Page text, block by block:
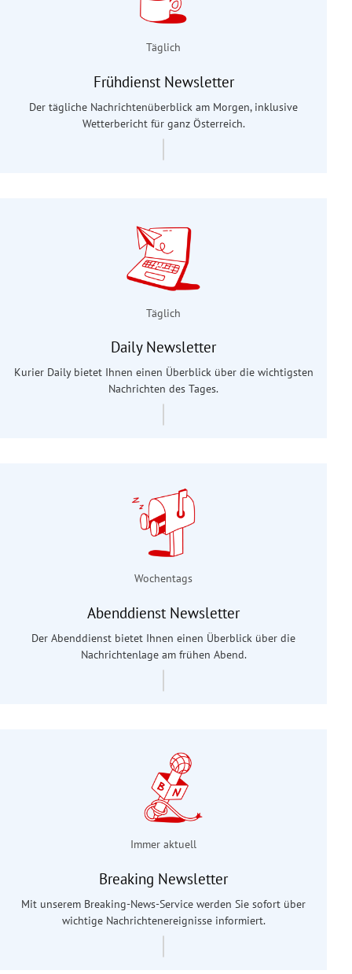
Täglich
Frühdienst Newsletter
Der tägliche Nachrichtenüberblick am Morgen, inklusive
Wetterbericht für ganz Österreich.
Täglich
Daily Newsletter
Kurier Daily bietet Ihnen einen Überblick über die wichtigsten
Nachrichten des Tages.
Wochentags
Abenddienst Newsletter
Der Abenddienst bietet Ihnen einen Überblick über die
Nachrichtenlage am frühen Abend.
Immer aktuell
Breaking Newsletter
Mit unserem Breaking-News-Service werden Sie sofort über
wichtige Nachrichtenereignisse informiert.